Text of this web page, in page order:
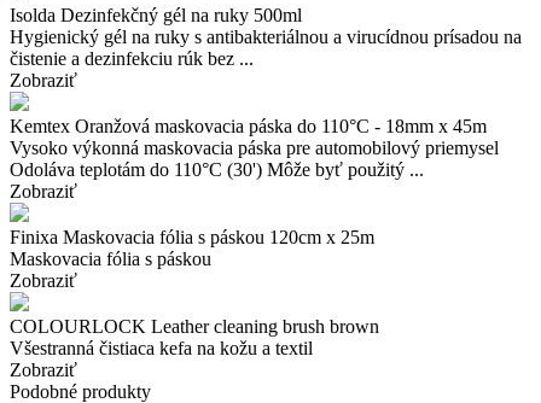
Isolda Dezinfekčný gél na ruky 500ml
Hygienický gél na ruky s antibakteriálnou a virucídnou prísadou na
čistenie a dezinfekciu rúk bez ...
Zobraziť
Kemtex Oranžová maskovacia páska do 110°C - 18mm x 45m
Vysoko výkonná maskovacia páska pre automobilový priemysel
Odoláva teplotám do 110°C (30') Môže byť použitý ...
Zobraziť
Finixa Maskovacia fólia s páskou 120cm x 25m
Maskovacia fólia s páskou
Zobraziť
COLOURLOCK Leather cleaning brush brown
Všestranná čistiaca kefa na kožu a textil
Zobraziť
Podobné produkty